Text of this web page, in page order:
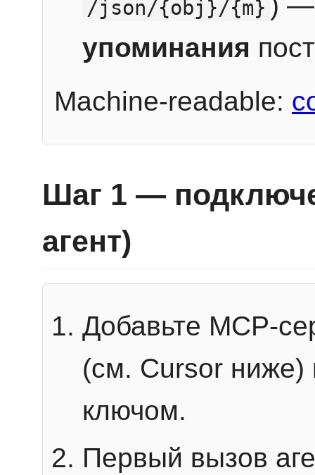
/json/{obj}/{m}
упоминания
Machine-readable:
Шаг 1 —
агент)
Добавьте MCP-
(см. Cursor ниже)
ключом.
Первый вызов